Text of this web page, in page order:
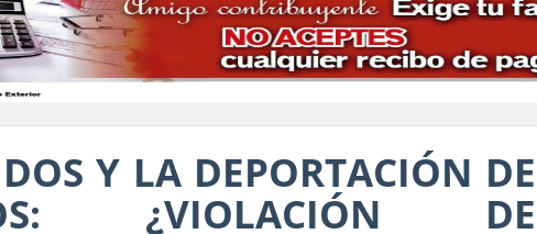
Y LA DEPORTACIÓN DE
¿VIOLACIÓN DE